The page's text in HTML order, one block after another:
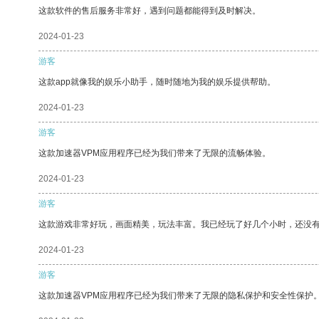
这款软件的售后服务非常好，遇到问题都能得到及时解决。
2024-01-23
游客
这款app就像我的娱乐小助手，随时随地为我的娱乐提供帮助。
2024-01-23
游客
这款加速器VPM应用程序已经为我们带来了无限的流畅体验。
2024-01-23
游客
这款游戏非常好玩，画面精美，玩法丰富。我已经玩了好几个小时，还没有
2024-01-23
游客
这款加速器VPM应用程序已经为我们带来了无限的隐私保护和安全性保护。